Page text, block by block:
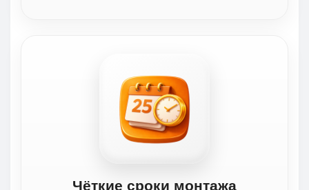
Чёткие сроки монтажа